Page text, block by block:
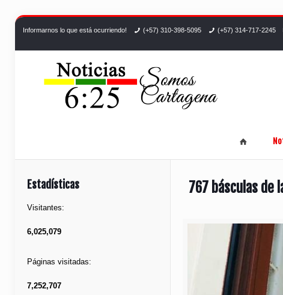
Informarnos lo que está ocurriendo! (+57) 310-398-5095 (+57) 314-717-2245
767 básculas de
Estadísticas
Visitantes:
6,025,079
Páginas visitadas:
7,252,707